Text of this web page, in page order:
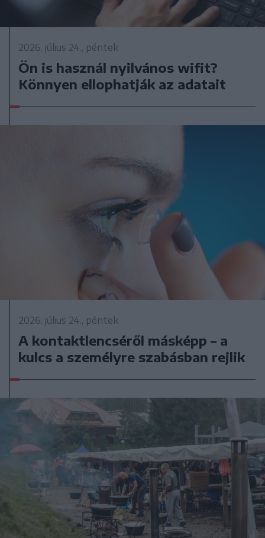
2026. július 24., péntek
Ön is használ nyilvános wifit?
Könnyen ellophatják az adatait
2026. július 24., péntek
A kontaktlencséről másképp – a
kulcs a személyre szabásban rejlik